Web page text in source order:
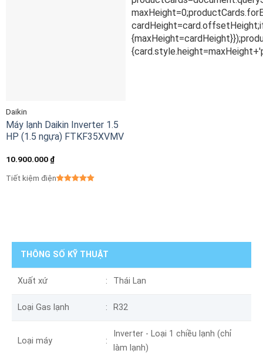
Daikin
Máy lạnh Daikin Inverter 1.5
HP (1.5 ngựa) FTKF35XVMV
10.900.000 ₫
Tiết kiệm điện
THÔNG SỐ KỸ THUẬT
Xuất xứ Thái Lan
Loại Gas lạnh R32
Loại máy
Inverter - Loại 1 chiều lạnh (chỉ
làm lạnh)